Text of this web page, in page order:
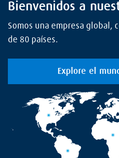
Bienvenidos a
Somos una empresa global,
de 80 países.
Explore el